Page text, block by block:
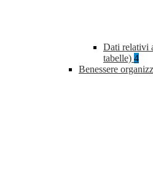
Dati relativi
tabelle) 4
Benessere